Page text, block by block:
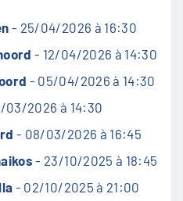
- 25/04/2026 à 16:30
- 12/04/2026 à 14:30
- 05/04/2026 à 14:30
03/2026 à 14:30
- 08/03/2026 à 16:45
- 23/10/2025 à 18:45
- 02/10/2025 à 21:00